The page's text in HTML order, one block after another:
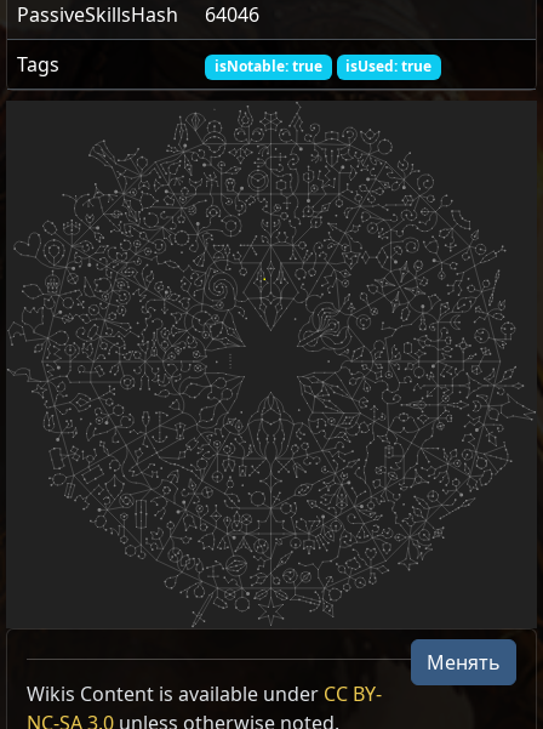
PassiveSkillsHash
64046
Tags
isNotable: true isUsed: true
Менять
Wikis Content is available under CC BY-
NC-SA 3.0 unless otherwise noted.